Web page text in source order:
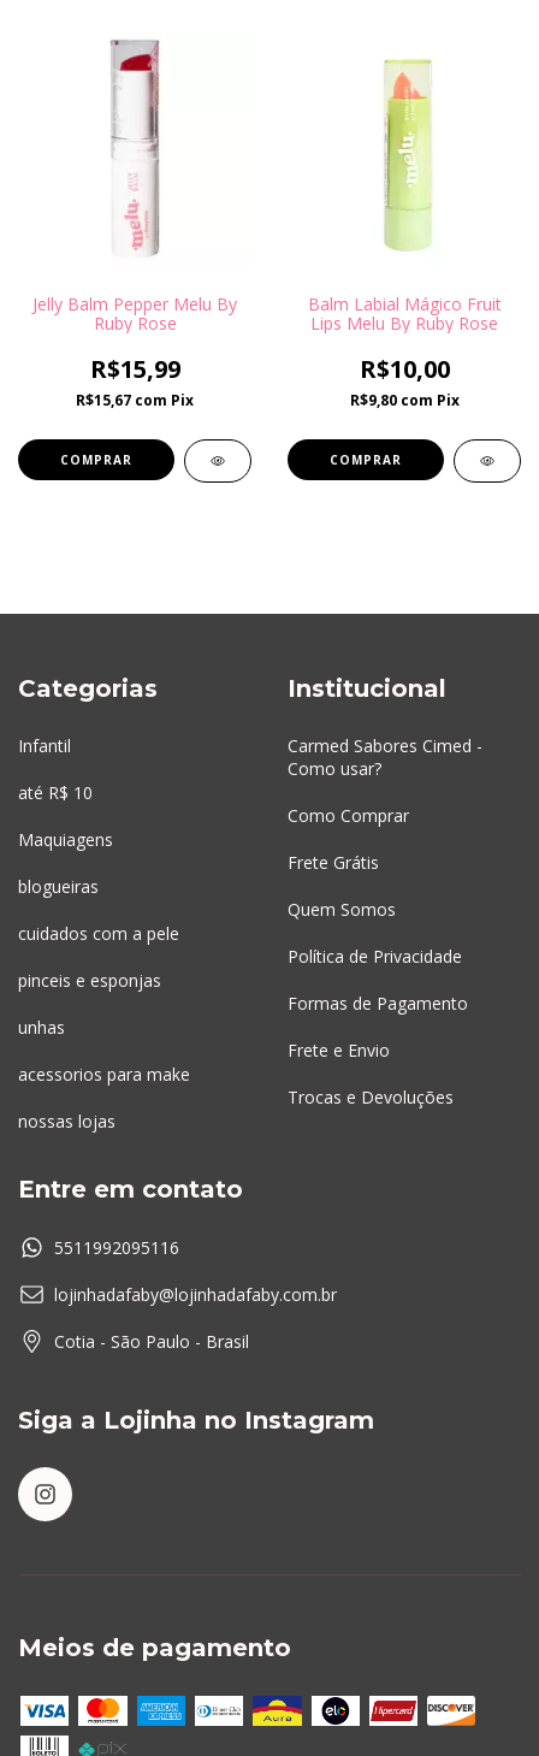
Jelly Balm Pepper Melu By
Ruby Rose
R$15,99
R$15,67 com Pix
Balm Labial Mágico Fruit
Lips Melu By Ruby Rose
R$10,00
R$9,80 com Pix
Categorias
Infantil
até R$ 10
Maquiagens
blogueiras
cuidados com a pele
pinceis e esponjas
unhas
acessorios para make
nossas lojas
Institucional
Carmed Sabores Cimed -
Como usar?
Como Comprar
Frete Grátis
Quem Somos
Política de Privacidade
Formas de Pagamento
Frete e Envio
Trocas e Devoluções
Entre em contato
5511992095116
lojinhadafaby@lojinhadafaby.com.br
Cotia - São Paulo - Brasil
Siga a Lojinha no Instagram
Meios de pagamento